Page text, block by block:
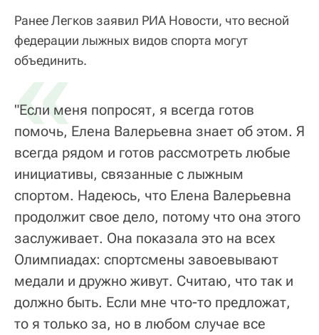
Ранее Легков заявил РИА Новости, что весной
федерации лыжных видов спорта могут
объединить.
«
"Если меня попросят, я всегда готов
помочь, Елена Валерьевна знает об этом. Я
всегда рядом и готов рассмотреть любые
инициативы, связанные с лыжным
спортом. Надеюсь, что Елена Валерьевна
продолжит свое дело, потому что она этого
заслуживает. Она показала это на всех
Олимпиадах: спортсмены завоевывают
медали и дружно живут. Считаю, что так и
должно быть. Если мне что-то предложат,
то я только за, но в любом случае все